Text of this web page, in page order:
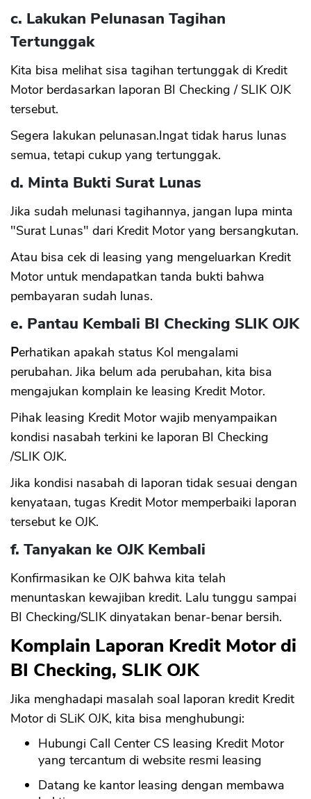
c. Lakukan Pelunasan Tagihan
Tertunggak
Kita bisa melihat sisa tagihan tertunggak di Kredit
Motor berdasarkan laporan BI Checking / SLIK OJK
tersebut.
Segera lakukan pelunasan.Ingat tidak harus lunas
semua, tetapi cukup yang tertunggak.
d. Minta Bukti Surat Lunas
Jika sudah melunasi tagihannya, jangan lupa minta
"Surat Lunas" dari Kredit Motor yang bersangkutan.
Atau bisa cek di leasing yang mengeluarkan Kredit
Motor untuk mendapatkan tanda bukti bahwa
pembayaran sudah lunas.
e. Pantau Kembali BI Checking SLIK OJK
Perhatikan apakah status Kol mengalami
perubahan. Jika belum ada perubahan, kita bisa
mengajukan komplain ke leasing Kredit Motor.
Pihak leasing Kredit Motor wajib menyampaikan
kondisi nasabah terkini ke laporan BI Checking
/SLIK OJK.
Jika kondisi nasabah di laporan tidak sesuai dengan
kenyataan, tugas Kredit Motor memperbaiki laporan
tersebut ke OJK.
f. Tanyakan ke OJK Kembali
Konfirmasikan ke OJK bahwa kita telah
menuntaskan kewajiban kredit. Lalu tunggu sampai
BI Checking/SLIK dinyatakan benar-benar bersih.
Komplain Laporan Kredit Motor di
BI Checking, SLIK OJK
Jika menghadapi masalah soal laporan kredit Kredit
Motor di SLiK OJK, kita bisa menghubungi:
Hubungi Call Center CS leasing Kredit Motor
yang tercantum di website resmi leasing
Datang ke kantor leasing dengan membawa